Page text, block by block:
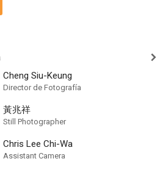
Cheng Siu-Keung
Director de Fotografía
黃兆祥
Still Photographer
Chris Lee Chi-Wa
Assistant Camera